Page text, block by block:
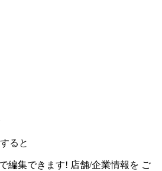
ると
編集できます! 店舗/企業情報を ご